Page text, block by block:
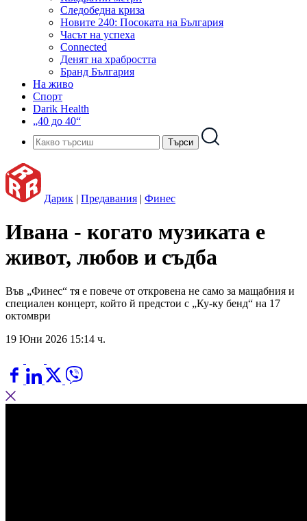
Следобедна криза
Новите 240: Посоката на България
Часът на успеха
Connected
Денят на храбростта
Бранд България
На живо
Спорт
Darik Health
„40 до 40“
Дарик | Предавания | Финес
Ивана - когато музиката е
живот, любов и съдба
Във „Финес“ тя е повече от откровена не само за мащабния и
специален концерт, който й предстои с „Ку-ку бенд“ на 17
октомври
19 Юни 2026 15:14 ч.